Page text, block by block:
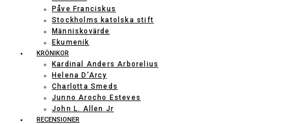
Påve Franciskus
Stockholms katolska stift
Människovärde
Ekumenik
KRÖNIKOR
Kardinal Anders Arborelius
Helena D’Arcy
Charlotta Smeds
Junno Arocho Esteves
John L. Allen Jr
RECENSIONER